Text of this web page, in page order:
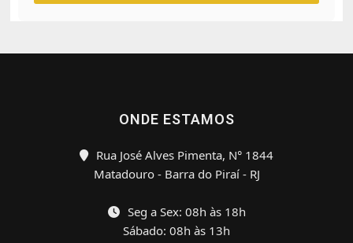
ONDE ESTAMOS
Rua José Alves Pimenta, N° 1844
Matadouro - Barra do Piraí - RJ
Seg a Sex: 08h às 18h
Sábado: 08h às 13h